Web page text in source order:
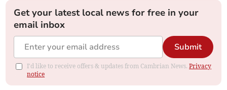
Get your latest local news for free in your
email inbox
Submit
I'd like to receive offers & updates from Cambrian News.Privacy
notice